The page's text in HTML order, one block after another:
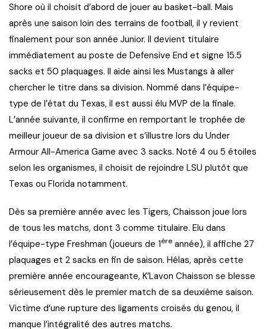
Shore où il choisit d’abord de jouer au basket-ball. Mais
après une saison loin des terrains de football, il y revient
finalement pour son année Junior. Il devient titulaire
immédiatement au poste de Defensive End et signe 15.5
sacks et 50 plaquages. Il aide ainsi les Mustangs à aller
chercher le titre dans sa division. Nommé dans l’équipe-
type de l’état du Texas, il est aussi élu MVP de la finale.
L’année suivante, il confirme en remportant le trophée de
meilleur joueur de sa division et s’illustre lors du Under
Armour All-America Game avec 3 sacks. Noté 4 ou 5 étoiles
selon les organismes, il choisit de rejoindre LSU plutôt que
Texas ou Florida notamment.
Dès sa première année avec les Tigers, Chaisson joue lors
de tous les matchs, dont 3 comme titulaire. Elu dans
l’équipe-type Freshman (joueurs de 1ère année), il affiche 27
plaquages et 2 sacks en fin de saison. Hélas, après cette
première année encourageante, K’Lavon Chaisson se blesse
sérieusement dès le premier match de sa deuxième saison.
Victime d’une rupture des ligaments croisés du genou, il
manque l’intégralité des autres matchs.